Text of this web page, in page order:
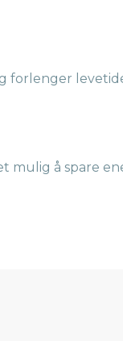
forlenger
å spare